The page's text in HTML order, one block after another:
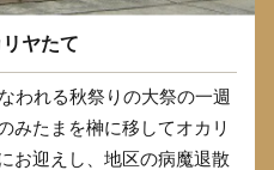
ヤたて
われる秋祭りの大祭の一週
みたまを榊に移してオカリ
お迎えし、地区の病魔退散